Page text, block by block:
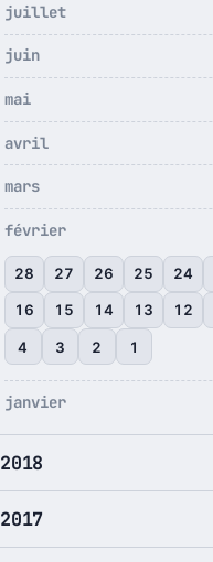
juillet
juin
mai
avril
mars
février
28 27 26 25 24
16 15 14 13 12
4 3 2 1
janvier
2018
2017